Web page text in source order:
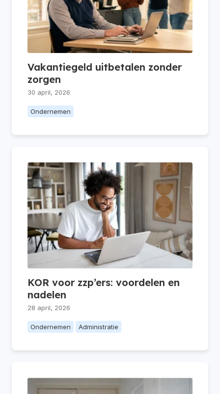
Vakantiegeld uitbetalen zonder
zorgen
30 april, 2026
Ondernemen
KOR voor zzp’ers: voordelen en
nadelen
28 april, 2026
Ondernemen Administratie